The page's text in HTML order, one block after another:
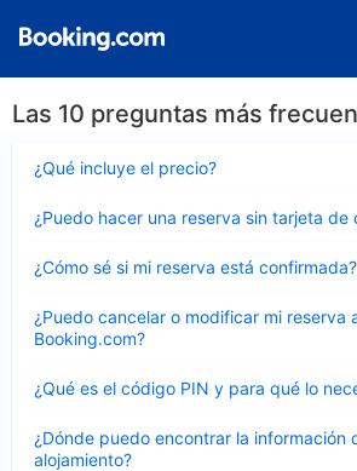
Las 10 preguntas más
¿Qué incluye el precio?
cerrado
¿Puedo hacer una reserva sin tarjeta de
cerrado
¿Cómo sé si mi reserva está confirmada?
cerrado
¿Puedo cancelar o modificar mi reserva
Booking.com?
cerrado
¿Qué es el código PIN y para qué lo
cerrado
¿Dónde puedo encontrar la información
alojamiento?
cerrado